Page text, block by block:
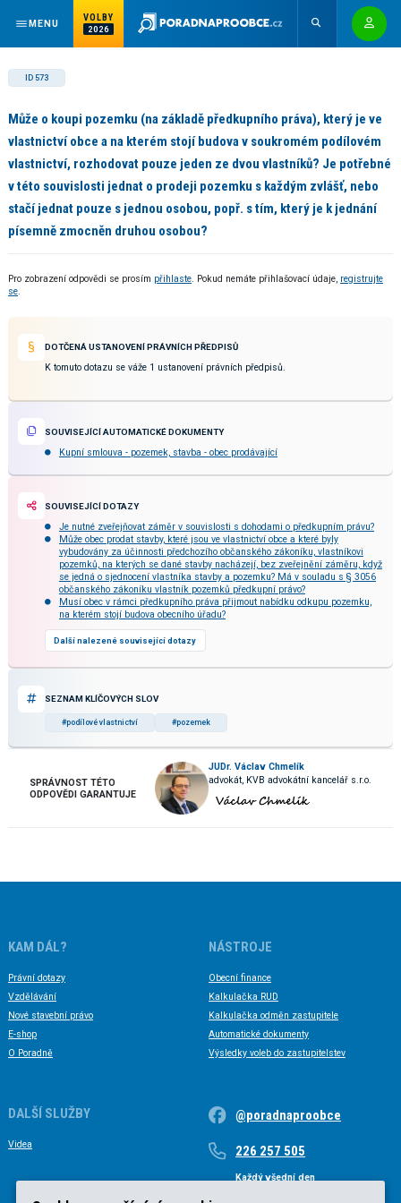
MENU
VOLBY
2026
ID 573
Může o koupi pozemku (na základě předkupního práva), který je ve
vlastnictví obce a na kterém stojí budova v soukromém podílovém
vlastnictví, rozhodovat pouze jeden ze dvou vlastníků? Je potřebné
v této souvislosti jednat o prodeji pozemku s každým zvlášť, nebo
stačí jednat pouze s jednou osobou, popř. s tím, který je k jednání
písemně zmocněn druhou osobou?
Pro zobrazení odpovědi se prosím přihlaste. Pokud nemáte přihlašovací údaje, registrujte
se.
DOTČENÁ USTANOVENÍ PRÁVNÍCH PŘEDPISŮ
K tomuto dotazu se váže 1 ustanovení právních předpisů.
SOUVISEJÍCÍ AUTOMATICKÉ DOKUMENTY
Kupní smlouva - pozemek, stavba - obec prodávající
SOUVISEJÍCÍ DOTAZY
Je nutné zveřejňovat záměr v souvislosti s dohodami o předkupním právu?
Může obec prodat stavby, které jsou ve vlastnictví obce a které byly
vybudovány za účinnosti předchozího občanského zákoníku, vlastníkovi
pozemků, na kterých se dané stavby nacházejí, bez zveřejnění záměru, když
se jedná o sjednocení vlastníka stavby a pozemku? Má v souladu s § 3056
občanského zákoníku vlastník pozemků předkupní právo?
Musí obec v rámci předkupního práva přijmout nabídku odkupu pozemku,
na kterém stojí budova obecního úřadu?
Další nalezené související dotazy
SEZNAM KLÍČOVÝCH SLOV
#podílové vlastnictví #pozemek
SPRÁVNOST TÉTO
ODPOVĚDI GARANTUJE
JUDr. Václav Chmelík
advokát, KVB advokátní kancelář s.r.o.
KAM DÁL?
Právní dotazy
Vzdělávání
Nové stavební právo
E-shop
O Poradně
NÁSTROJE
Obecní finance
Kalkulačka RUD
Kalkulačka odměn zastupitele
Automatické dokumenty
Výsledky voleb do zastupitelstev
DALŠÍ SLUŽBY
Videa
@poradnaproobce
226 257 505
Každý všední den